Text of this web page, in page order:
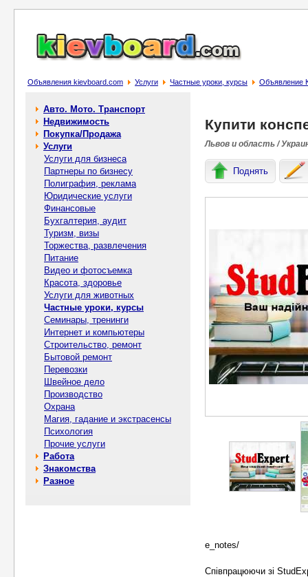
Объявления kievboard.com Услуги Частные уроки, курсы Объявление
Авто. Мото. Транспорт
Недвижимость
Покупка/Продажа
Услуги
Услуги для бизнеса
Партнеры по бизнесу
Полиграфия, реклама
Юридические услуги
Финансовые
Бухгалтерия, аудит
Туризм, визы
Торжества, развлечения
Питание
Видео и фотосъемка
Красота, здоровье
Услуги для животных
Частные уроки, курсы
Семинары, тренинги
Интернет и компьютеры
Строительство, ремонт
Бытовой ремонт
Перевозки
Швейное дело
Производство
Охрана
Магия, гадание и экстрасенсы
Психология
Прочие услуги
Работа
Знакомства
Разное
Купити
Львов и область /
Поднять
e_notes/
Співпрацюючи зі